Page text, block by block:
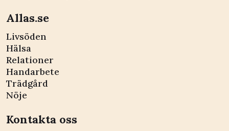
Allas.se
Livsöden
Hälsa
Relationer
Handarbete
Trädgård
Nöje
Kontakta oss